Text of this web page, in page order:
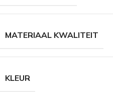
MATERIAAL KWALITEIT
KLEUR